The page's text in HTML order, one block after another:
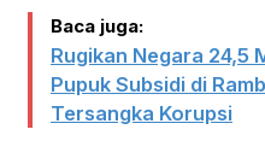
Baca juga:
Rugikan Negara 24,5
Pupuk Subsidi di
Tersangka Korupsi